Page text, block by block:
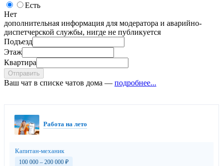
Есть
Нет
дополнительная информация для модератора и аварийно-
диспетчерской службы, нигде не публикуется
Подъезд
Этаж
Квартира
Отправить
Ваш чат в списке чатов дома — подробнее...
Работа на лето
Капитан-механик
100 000 – 200 000 ₽